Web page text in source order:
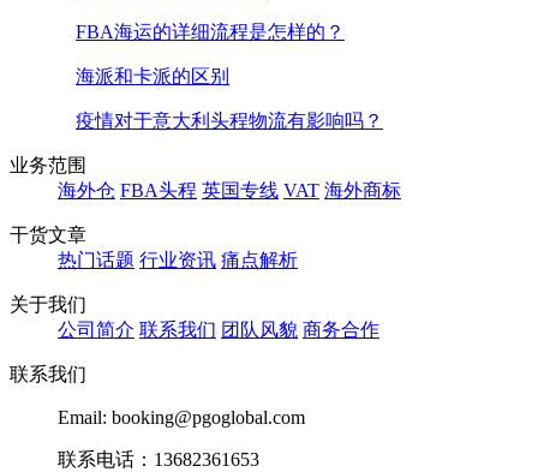
FBA海运的详细流程是怎样的？
海派和卡派的区别
疫情对于意大利头程物流有影响吗？
业务范围
海外仓 FBA头程 英国专线 VAT 海外商标
干货文章
热门话题 行业资讯 痛点解析
关于我们
公司简介 联系我们 团队风貌 商务合作
联系我们
Email: booking@pgoglobal.com
联系电话：13682361653